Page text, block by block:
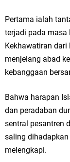
Pertama ialah
terjadi pada masa
Kekhawatiran
menjelang abad
kebanggaan
Bahwa harapan
dan peradaban
sentral pesantren
saling
melengkapi.